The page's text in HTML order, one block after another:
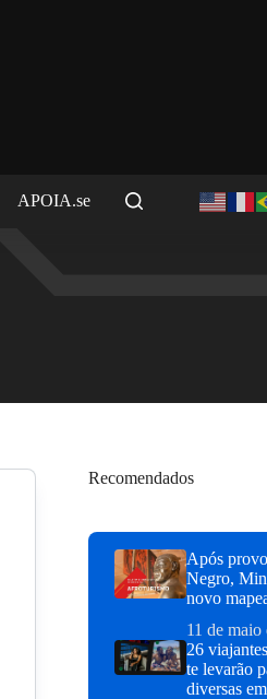
APOIA.se
Recomendados
Após
Negro,
novo
11 de maio
26
te levarão
diversas